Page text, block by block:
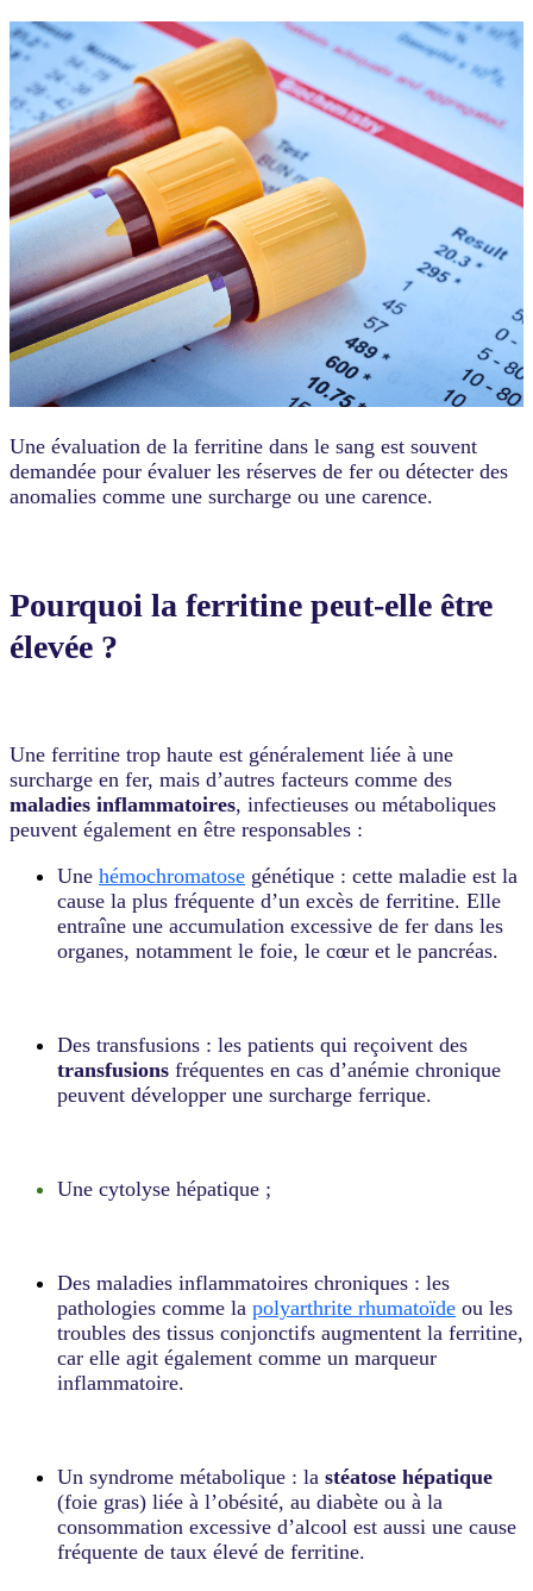
Une évaluation de la ferritine dans le sang est souvent
demandée pour évaluer les réserves de fer ou détecter des
anomalies comme une surcharge ou une carence.
Pourquoi la ferritine peut-elle être
élevée ?
Une ferritine trop haute est généralement liée à une
surcharge en fer, mais d’autres facteurs comme des
maladies inflammatoires, infectieuses ou métaboliques
peuvent également en être responsables :
Une hémochromatose génétique : cette maladie est la
cause la plus fréquente d’un excès de ferritine. Elle
entraîne une accumulation excessive de fer dans les
organes, notamment le foie, le cœur et le pancréas.
Des transfusions : les patients qui reçoivent des
transfusions fréquentes en cas d’anémie chronique
peuvent développer une surcharge ferrique.
Une cytolyse hépatique ;
Des maladies inflammatoires chroniques : les
pathologies comme la polyarthrite rhumatoïde ou les
troubles des tissus conjonctifs augmentent la ferritine,
car elle agit également comme un marqueur
inflammatoire.
Un syndrome métabolique : la stéatose hépatique
(foie gras) liée à l’obésité, au diabète ou à la
consommation excessive d’alcool est aussi une cause
fréquente de taux élevé de ferritine.